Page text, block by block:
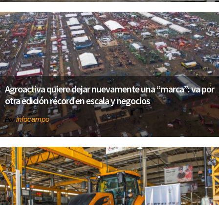
Agroactiva quiere dejar nuevamente una “marca”: va por
otra edición récord en escala y negocios
Porinfocampo